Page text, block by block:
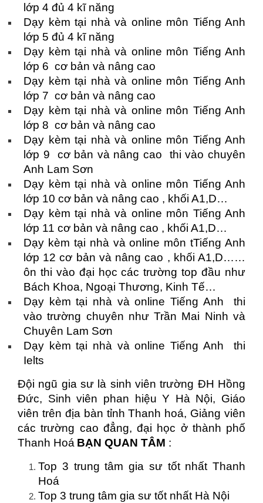
lớp 4 đủ 4 kĩ năng
Dạy kèm tại nhà và online môn Tiếng Anh
lớp 5 đủ 4 kĩ năng
Dạy kèm tại nhà và online môn Tiếng Anh
lớp 6 cơ bản và nâng cao
Dạy kèm tại nhà và online môn Tiếng Anh
lớp 7 cơ bản và nâng cao
Dạy kèm tại nhà và online môn Tiếng Anh
lớp 8 cơ bản và nâng cao
Dạy kèm tại nhà và online môn Tiếng Anh
lớp 9 cơ bản và nâng cao thi vào chuyên
Anh Lam Sơn
Dạy kèm tại nhà và online môn Tiếng Anh
lớp 10 cơ bản và nâng cao , khối A1,D…
Dạy kèm tại nhà và online môn Tiếng Anh
lớp 11 cơ bản và nâng cao , khối A1,D…
Dạy kèm tại nhà và online môn tTiếng Anh
lớp 12 cơ bản và nâng cao , khối A1,D……
ôn thi vào đại học các trường top đầu như
Bách Khoa, Ngoại Thương, Kinh Tế…
Dạy kèm tại nhà và online Tiếng Anh thi
vào trường chuyên như Trần Mai Ninh và
Chuyên Lam Sơn
Dạy kèm tại nhà và online Tiếng Anh thi
Ielts
Đội ngũ gia sư là sinh viên trường ĐH Hồng
Đức, Sinh viên phan hiệu Y Hà Nội, Giáo
viên trên địa bàn tỉnh Thanh hoá, Giảng viên
các trường cao đẳng, đại học ở thành phố
Thanh Hoá BẠN QUAN TÂM :
Top 3 trung tâm gia sư tốt nhất Thanh
Hoá
Top 3 trung tâm gia sư tốt nhất Hà Nội